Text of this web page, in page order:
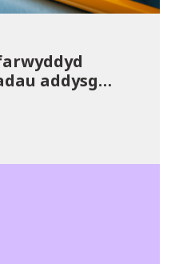
addysg
ar gyfer